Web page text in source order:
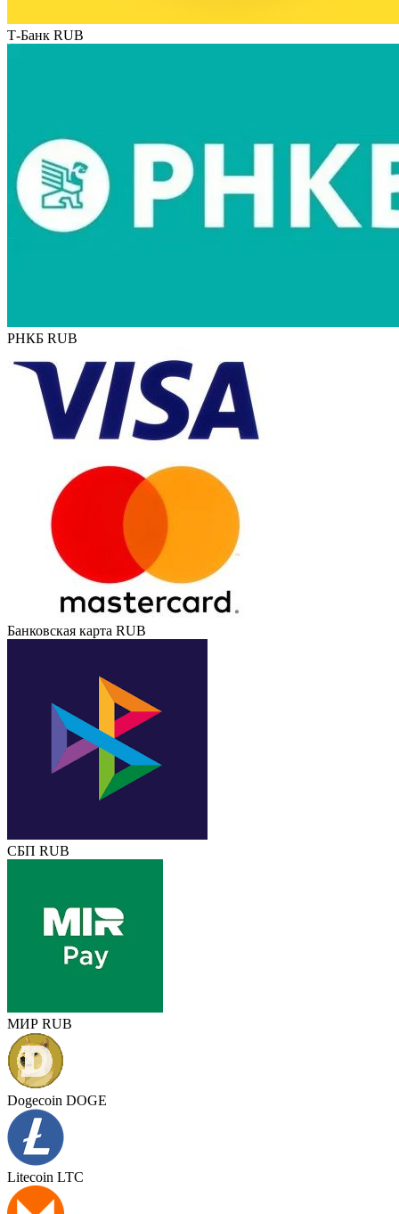
Т-Банк RUB
РНКБ RUB
Банковская карта RUB
СБП RUB
МИР RUB
Dogecoin DOGE
Litecoin LTC